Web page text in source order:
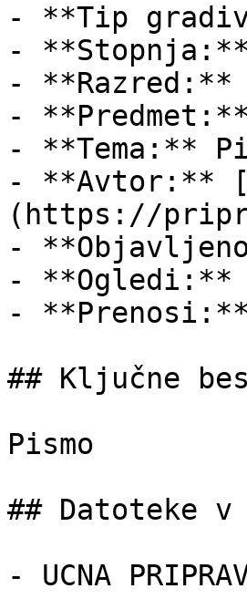
- **Tip
-
- **Razred:**
-
- **Tema:**
- **Avtor:**
(https://
-
- **Ogledi:**
-
## Ključne
Pismo
## Datoteke v
- UCNA